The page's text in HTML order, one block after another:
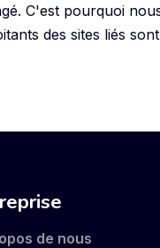
C'est pourquoi
des sites liés
de nous